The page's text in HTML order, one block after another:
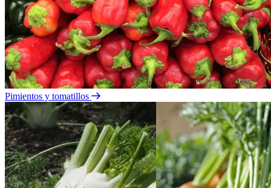
Pimientos y tomatillos